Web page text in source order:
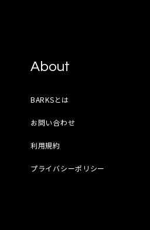
About
BARKSとは
お問い合わせ
利用規約
プライバシーポリシー